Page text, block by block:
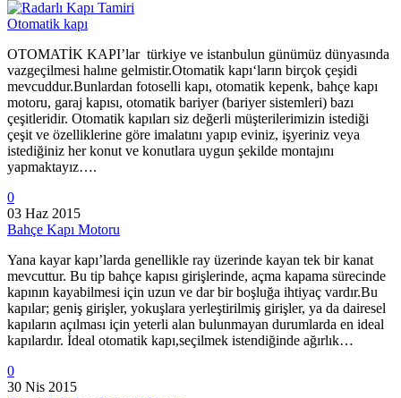
Otomatik kapı
OTOMATİK KAPI’lar türkiye ve istanbulun günümüz dünyasında
vazgeçilmesi halıne gelmistir.Otomatik kapı‘ların birçok çeşidi
mevcuddur.Bunlardan fotoselli kapı, otomatik kepenk, bahçe kapı
motoru, garaj kapısı, otomatik bariyer (bariyer sistemleri) bazı
çeşitleridir. Otomatik kapıları siz değerli müşterilerimizin istediği
çeşit ve özelliklerine göre imalatını yapıp eviniz, işyeriniz veya
istediğiniz her konut ve konutlara uygun şekilde montajını
yapmaktayız….
0
03 Haz 2015
Bahçe Kapı Motoru
Yana kayar kapı’larda genellikle ray üzerinde kayan tek bir kanat
mevcuttur. Bu tip bahçe kapısı girişlerinde, açma kapama sürecinde
kapının kayabilmesi için uzun ve dar bir boşluğa ihtiyaç vardır.Bu
kapılar; geniş girişler, yokuşlara yerleştirilmiş girişler, ya da dairesel
kapıların açılması için yeterli alan bulunmayan durumlarda en ideal
kapılardır. İdeal otomatik kapı,seçilmek istendiğinde ağırlık…
0
30 Nis 2015